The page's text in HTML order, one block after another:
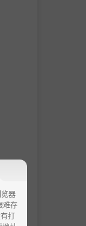
器
难存
打